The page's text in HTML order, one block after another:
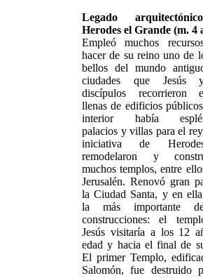
Legado
Herodes el Grande (m. 4
Empleó muchos
hacer de su reino uno de
bellos del mundo
ciudades que Jesús
discípulos recorrieron
llenas de edificios
interior había
palacios y villas para el
iniciativa de
remodelaron y
muchos templos, entre
Jerusalén. Renovó gran
la Ciudad Santa, y en
la más importante
construcciones: el
Jesús visitaría a los 12
edad y hacia el final de
El primer Templo,
Salomón, fue destruido